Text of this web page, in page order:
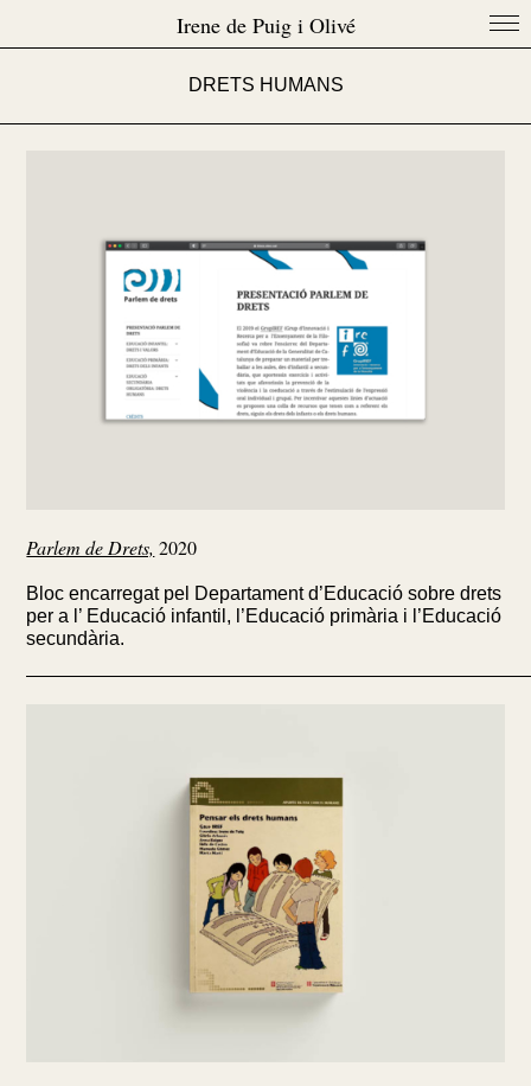
Irene de Puig i Olivé
DRETS HUMANS
Parlem de Drets, 2020
Bloc encarregat pel Departament d’Educació sobre drets
per a l’ Educació infantil, l’Educació primària i l’Educació
secundària.